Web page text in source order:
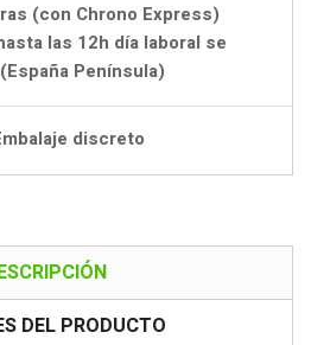
(con Chrono Express)
las 12h día laboral se
Península)
discreto
DEL PRODUCTO